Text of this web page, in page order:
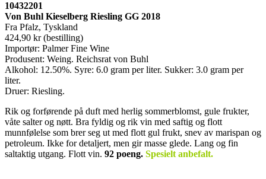
10432201
Von Buhl Kieselberg Riesling GG 2018
Fra Pfalz, Tyskland
424,90 kr (bestilling)
Importør: Palmer Fine Wine
Produsent: Weing. Reichsrat von Buhl
Alkohol: 12.50%. Syre: 6.0 gram per liter. Sukker: 3.0 gram per
liter.
Druer: Riesling.
Rik og forførende på duft med herlig sommerblomst, gule frukter,
våte salter og nøtt. Bra fyldig og rik vin med saftig og flott
munnfølelse som brer seg ut med flott gul frukt, snev av marispan og
petroleum. Ikke for detaljert, men gir masse glede. Lang og fin
saltaktig utgang. Flott vin. 92 poeng. Spesielt anbefalt.